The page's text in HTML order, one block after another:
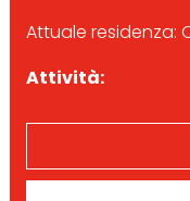
Attuale residenza:
Attività: